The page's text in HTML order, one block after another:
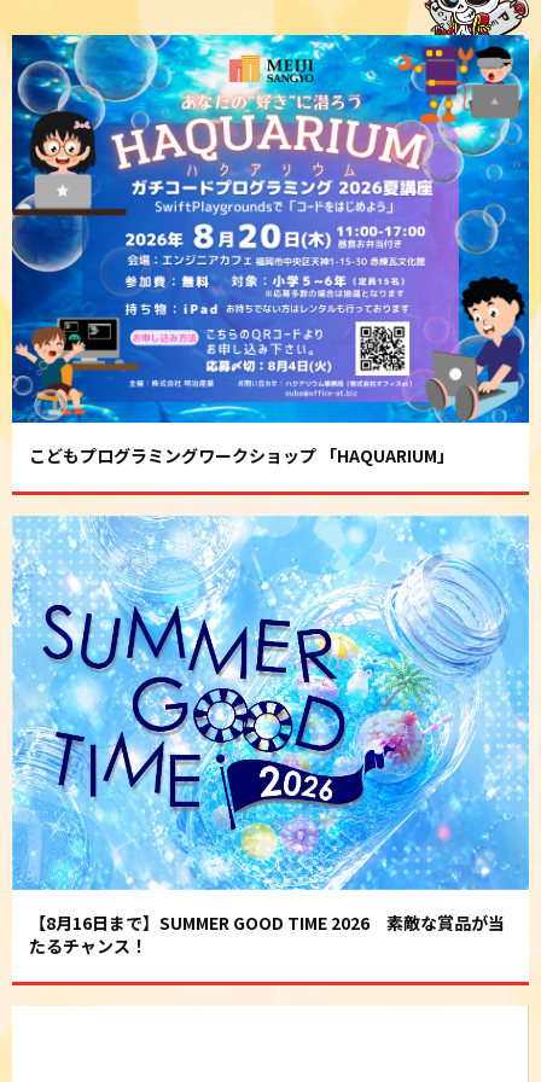
こどもプログラミングワークショップ 「HAQUARIUM」
【8月16日まで】SUMMER GOOD TIME 2026 素敵な賞品が当
たるチャンス！